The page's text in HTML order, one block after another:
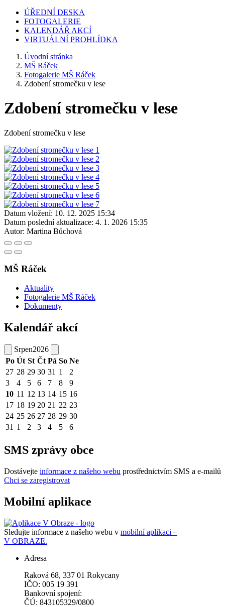
ÚŘEDNÍ DESKA
FOTOGALERIE
KALENDÁŘ AKCÍ
VIRTUÁLNÍ PROHLÍDKA
Úvodní stránka
MŠ Ráček
Fotogalerie MŠ Ráček
Zdobení stromečku v lese
Zdobení stromečku v lese
Zdobení stromečku v lese
Datum vložení: 10. 12. 2025 15:34
Datum poslední aktualizace: 4. 1. 2026 15:35
Autor: Martina Bůchová
MŠ Ráček
Aktuality
Fotogalerie MŠ Ráček
Dokumenty
Kalendář akcí
Srpen2026
Po Út St Čt Pá So Ne
27 28 29 30 31 1
2
3
4 5 6 7 8
9
10 11 12 13 14 15 16
17 18 19 20 21 22 23
24 25 26 27 28 29 30
31 1 2 3 4 5 6
SMS zprávy obce
Dostávejte informace z našeho webu prostřednictvím SMS a e-mailů
Chci se zaregistrovat
Mobilní aplikace
Sledujte informace z našeho webu v mobilní aplikaci –
V OBRAZE.
Adresa
Raková 68, 337 01 Rokycany
IČO: 005 19 391
Bankovní spojení:
ČÚ: 843105329/0800